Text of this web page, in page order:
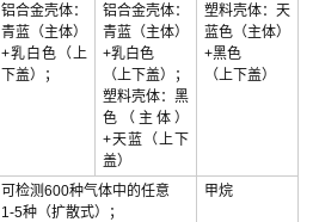
铝合金壳体：
青蓝（主体）
+乳白色（上
下盖）；
铝合金壳体：
青蓝（主体）
+乳白色
（上下盖）；
塑料壳体：黑
色（主体）
+天蓝（上下
盖）
塑料壳体：天
蓝色（主体）
+黑色
（上下盖）
可检测600种气体中的任意
1-5种（扩散式）；
甲烷